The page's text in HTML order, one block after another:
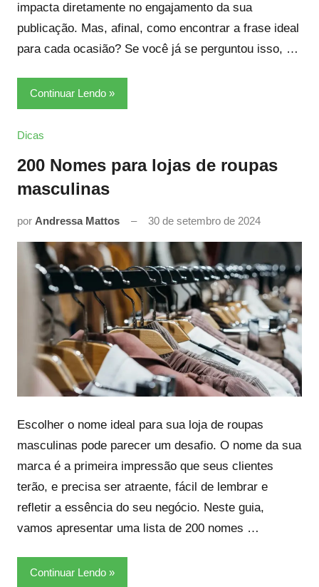
impacta diretamente no engajamento da sua
publicação. Mas, afinal, como encontrar a frase ideal
para cada ocasião? Se você já se perguntou isso, …
Continuar Lendo
Dicas
200 Nomes para lojas de roupas
masculinas
por Andressa Mattos 30 de setembro de 2024
Escolher o nome ideal para sua loja de roupas
masculinas pode parecer um desafio. O nome da sua
marca é a primeira impressão que seus clientes
terão, e precisa ser atraente, fácil de lembrar e
refletir a essência do seu negócio. Neste guia,
vamos apresentar uma lista de 200 nomes …
Continuar Lendo